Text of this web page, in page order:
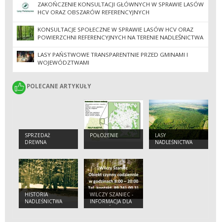
ZAKOŃCZENIE KONSULTACJI GŁÓWNYCH W SPRAWIE LASÓW
HCV ORAZ OBSZARÓW REFERENCYJNYCH
KONSULTACJE SPOŁECZNE W SPRAWIE LASÓW HCV ORAZ
POWIERZCHNI REFERENCYJNYCH NA TERENIE NADLEŚNICTWA
SROKOWO
LASY PAŃSTWOWE TRANSPARENTNIE PRZED GMINAMI I
WOJEWÓDZTWAMI
POLECANE ARTYKUŁY
POLECANE ARTYKUŁY
SPRZEDAŻ
DREWNA
POŁOŻENIE
LASY
NADLEŚNICTWA
HISTORIA
NADLEŚNICTWA
WILCZY SZANIEC -
INFORMACJA DLA
TURYSTÓW